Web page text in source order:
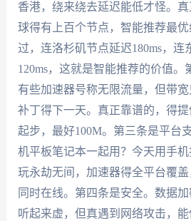
香港，绕来绕去延迟能低才怪。
球得有上百个节点，智能推荐最
过，连洛杉矶节点延迟180ms，连
120ms，这就是智能推荐的价值。
有些加速器号称无限流量，但带
补丁得下一天。真正靠谱的，得
起步，最好100M。第三条是平台
机平板笔记本一起用？今天用手
玩永劫无间，加速器得全平台覆
同时在线。第四条是安全。数据
听起来虚，但真遇到网络攻击，